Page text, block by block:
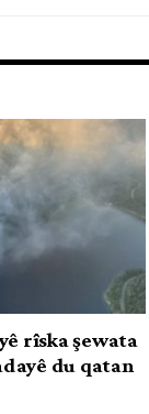
rîska şewata
du qatan